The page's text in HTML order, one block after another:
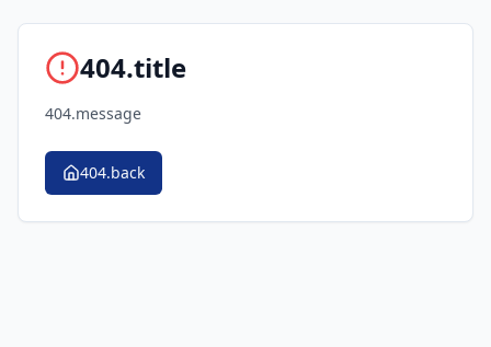
404.title
404.message
404.back